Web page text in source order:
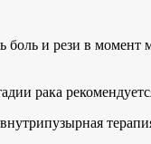
боль и рези в
рака